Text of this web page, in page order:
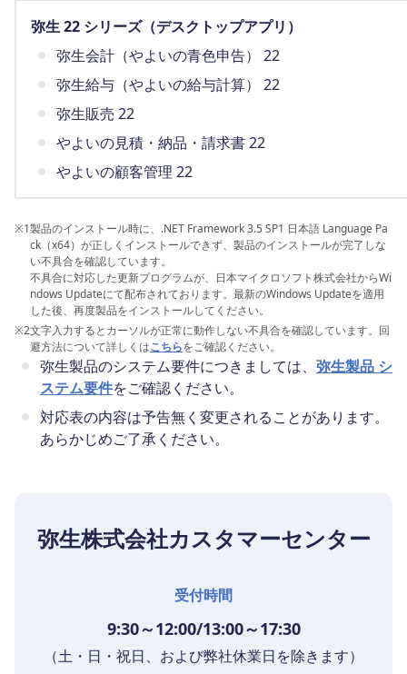
弥生 22 シリーズ（デスクトップアプリ）
弥生会計（やよいの青色申告） 22
弥生給与（やよいの給与計算） 22
弥生販売 22
やよいの見積・納品・請求書 22
やよいの顧客管理 22
※1製品のインストール時に、.NET Framework 3.5 SP1 日本語 Language Pa
ck（x64）が正しくインストールできず、製品のインストールが完了しな
い不具合を確認しています。
不具合に対応した更新プログラムが、日本マイクロソフト株式会社からWi
ndows Updateにて配布されております。最新のWindows Updateを適用
した後、再度製品をインストールしてください。
※2文字入力するとカーソルが正常に動作しない不具合を確認しています。回
避方法について詳しくはこちらをご確認ください。
弥生製品のシステム要件につきましては、 弥生製品 シ
ステム要件をご確認ください。
対応表の内容は予告無く変更されることがあります。
あらかじめご了承ください。
弥生株式会社カスタマーセンター
受付時間
9:30～12:00/13:00～17:30
（土・日・祝日、および弊社休業日を除きます）